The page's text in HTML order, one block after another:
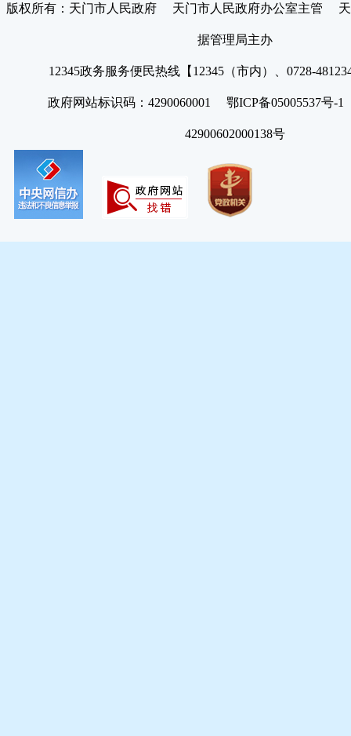
版权所有：天门市人民政府 天门市人民政府办公室主管 天
据管理局主办
12345政务服务便民热线【12345（市内）、0728-
政府网站标识码：4290060001 鄂ICP备05005537号
42900602000138号